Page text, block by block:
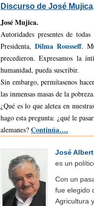
Discurso de José
José Mujica.
Autoridades presentes de
Presidenta, Dilma Rousseff.
precedieron. Expresamos la
humanidad, pueda suscribir.
Sin embargo, permítasenos
las inmensas masas de la
¿Qué es lo que aletea en
hago esta pregunta: ¿qué le
alemanes? Continúa….
José
es un
Con un
fue elegido
Agricultura